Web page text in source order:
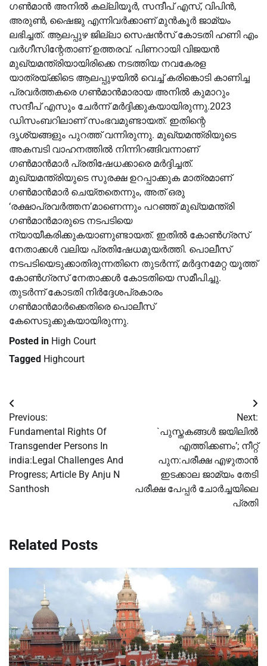
ഗണ്‍മാൻ അനില്‍ കല്ലിയൂർ, സന്ദീപ് എസ്, വിപിൻ,
അരുണ്‍, ഷൈജു എന്നിവർക്കാണ് മുൻ‌കൂർ ജാമ്യം
ലഭിച്ചത്. ആലപ്പുഴ ജില്ലാ സെഷൻസ് കോടതി ഹണി എം
വർഗീസിന്റേതാണ് ഉത്തരവ്. പിണറായി വിജയൻ
മുഖ്യമന്ത്രിയായിരിക്കെ നടത്തിയ നവകേരള
യാത്രയ്ക്കിടെ ആലപ്പുഴയില്‍ വെച്ച്‌ കരിങ്കൊടി കാണിച്ച
പ്രവർത്തകരെ ഗണ്‍മാൻമാരായ അനില്‍ കുമാറും
സന്ദീപ് എസും ചേർന്ന് മർദ്ദിക്കുകയായിരുന്നു.2023
ഡിസംബറിലാണ് സംഭവമുണ്ടായത്. ഇതിന്റെ
ദൃശ്യങ്ങളും പുറത്ത് വന്നിരുന്നു. മുഖ്യമന്ത്രിയുടെ
അകമ്പടി വാഹനത്തില്‍ നിന്നിറങ്ങിവന്നാണ്
ഗണ്‍മാൻമാർ പ്രതിഷേധക്കാരെ മർദ്ദിച്ചത്.
മുഖ്യമന്ത്രിയുടെ സുരക്ഷ ഉറപ്പാക്കുക മാത്രമാണ്
ഗണ്‍മാൻമാർ ചെയ്തതെന്നും, അത് ഒരു
‘രക്ഷാപ്രവർത്തന’മാണെന്നും പറഞ്ഞ് മുഖ്യമന്ത്രി
ഗണ്‍മാൻമാരുടെ നടപടിയെ
ന്യായീകരിക്കുകയാണുണ്ടായത്. ഇതില്‍ കോണ്‍ഗ്രസ്
നേതാക്കള്‍ വലിയ പ്രതിഷേധമുയർത്തി. പൊലീസ്
നടപടിയെടുക്കാതിരുന്നതിനെ തുടർന്ന്, മർദ്ദനമേറ്റ യൂത്ത്
കോണ്‍ഗ്രസ് നേതാക്കള്‍ കോടതിയെ സമീപിച്ചു.
തുടർന്ന് കോടതി നിർദ്ദേശപ്രകാരം
ഗണ്‍മാൻമാർക്കെതിരെ പൊലീസ്
കേസെടുക്കുകയായിരുന്നു.
Posted in High Court
Tagged Highcourt
Post
navigation
Previous:
Fundamental Rights Of
Transgender Persons In
india:Legal Challenges And
Progress; Article By Anju N
Santhosh
Next:
`പുസ്തകങ്ങള്‍ ജയിലില്‍
എത്തിക്കണം’; നീറ്റ്
പുന:പരീക്ഷ എഴുതാൻ
ഇടക്കാല ജാമ്യം തേടി
പരീക്ഷ പേപ്പര്‍ ചോര്‍ച്ചയിലെ
പ്രതി
Related Posts